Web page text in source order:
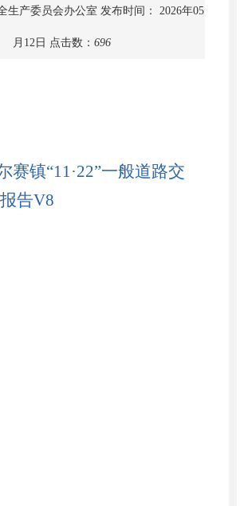
生产委员会办公室 发布时间： 2026年05
月12日 点击数： 696
赛镇“11·22”一般道路交
告V8